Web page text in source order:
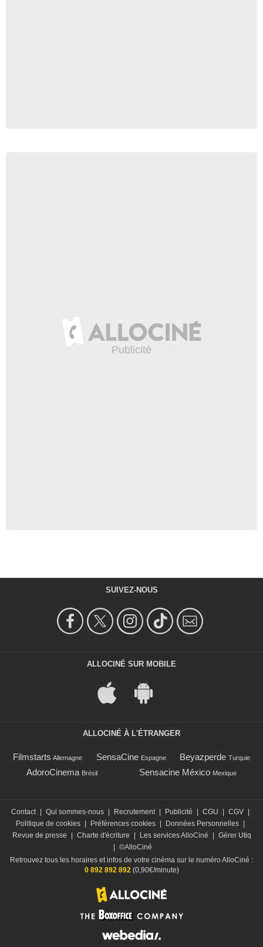
SUIVEZ-NOUS
ALLOCINÉ SUR MOBILE
ALLOCINÉ À L'ÉTRANGER
Filmstarts Allemagne SensaCine Espagne Beyazperde Turquie
AdoroCinema Brésil Sensacine México Mexique
Contact | Qui sommes-nous | Recrutement | Publicité | CGU | CGV |
Politique de cookies | Préférences cookies | Données Personnelles |
Revue de presse
| Charte d'écriture | Les services AlloCiné | Gérer Utiq
| ©AlloCiné
Retrouvez tous les horaires et infos de votre cinéma sur le numéro AlloCiné :
0 892 892 892 (0,90€/minute)